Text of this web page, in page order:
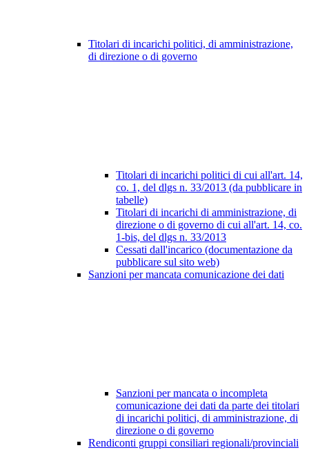
Titolari di incarichi politici, di amministrazione,
di direzione o di governo
Titolari di incarichi politici di cui all'art. 14,
co. 1, del dlgs n. 33/2013 (da pubblicare in
tabelle)
Titolari di incarichi di amministrazione, di
direzione o di governo di cui all'art. 14, co.
1-bis, del dlgs n. 33/2013
Cessati dall'incarico (documentazione da
pubblicare sul sito web)
Sanzioni per mancata comunicazione dei dati
Sanzioni per mancata o incompleta
comunicazione dei dati da parte dei titolari
di incarichi politici, di amministrazione, di
direzione o di governo
Rendiconti gruppi consiliari regionali/provinciali